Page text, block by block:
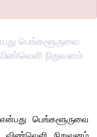
பெங்களூருவை
நிறுவனம்